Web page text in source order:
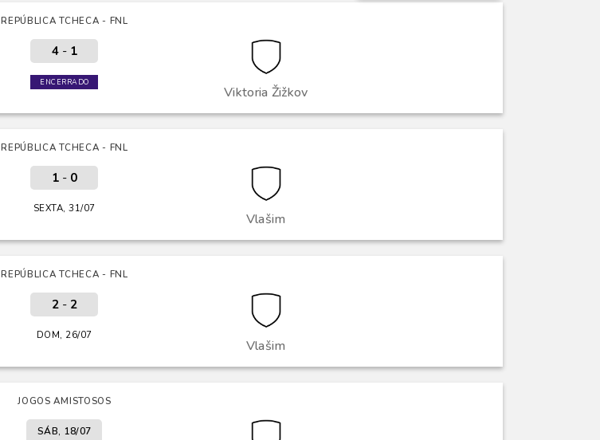
REPÚBLICA TCHECA - FNL
Viktoria Žižkov
4- 1
ENCERRADO
REPÚBLICA TCHECA - FNL
Vlašim
1- 0
SEXTA, 31/07
REPÚBLICA TCHECA - FNL
Vlašim
2- 2
DOM, 26/07
JOGOS AMISTOSOS
SÁB, 18/07